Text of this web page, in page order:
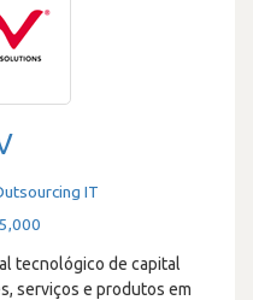
IT
tecnológico de capital
serviços e produtos em